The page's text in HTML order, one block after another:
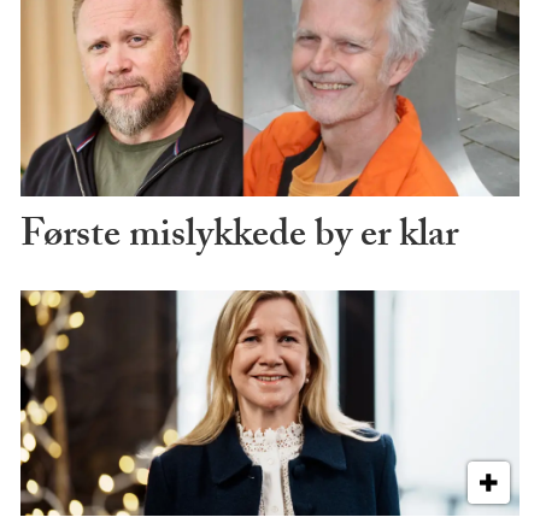
Første mislykkede by er klar